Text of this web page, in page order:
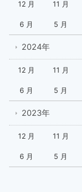
12 月 11 月
6 月 5 月
2024年
12 月 11 月
6 月 5 月
2023年
12 月 11 月
6 月 5 月